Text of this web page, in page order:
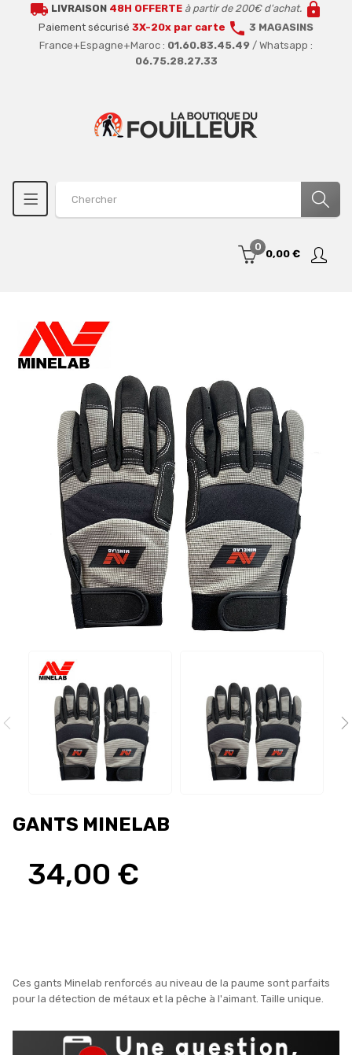
local_shipping LIVRAISON 48H OFFERTE à partir de 200€ d'achat. lock
Paiement sécurisé 3X-20x par carte call 3 MAGASINS
France+Espagne+Maroc : 01.60.83.45.49 / Whatsapp :
06.75.28.27.33
0
0,00 €
GANTS MINELAB
34,00 €
Ces gants Minelab renforcés au niveau de la paume sont parfaits
pour la détection de métaux et la pêche à l'aimant. Taille unique.